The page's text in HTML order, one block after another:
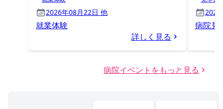
2026年08月22日 他
就業体験
詳しく見る
2026
病院見
病院イベントをもっと見る